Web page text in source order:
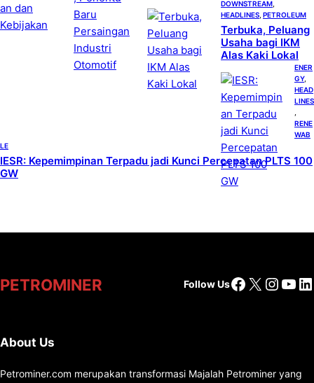
DOWNSTREAM
HEADLINES PETROLEUM
Terbuka, Peluang
Usaha bagi IKM
Alas Kaki Lokal
ENER
GY
HEAD
LINES
RENE
WAB
LE
IESR: Kepemimpinan Terpadu jadi Kunci Percepatan PLTS 100
GW
PETROMINER Follow UsFacebook
X
About Us
Petrominer.com merupakan transformasi Majalah Petrominer yang